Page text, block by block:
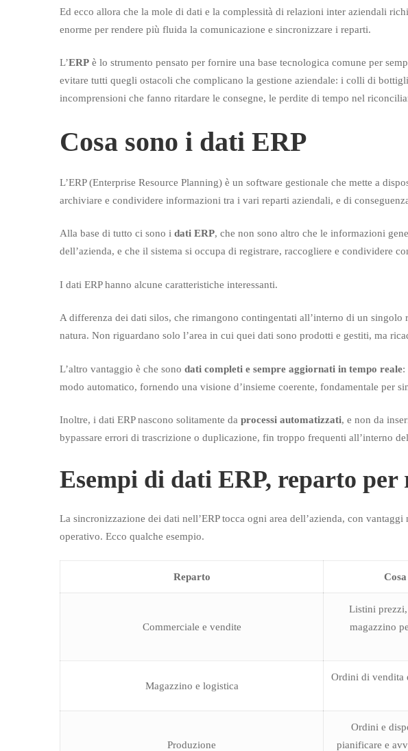
Ed ecco allora che la mole di dati e la complessità di relazioni inter aziendali
enorme per rendere più fluida la comunicazione e sincronizzare i reparti.
L’ERP è lo strumento pensato per fornire una base tecnologica comune per
evitare tutti quegli ostacoli che complicano la gestione aziendale: i colli di
incomprensioni che fanno ritardare le consegne, le perdite di tempo nel
Cosa sono i dati ERP
L’ERP (Enterprise Resource Planning) è un software gestionale che mette a
archiviare e condividere informazioni tra i vari reparti aziendali, e di
Alla base di tutto ci sono i dati ERP, che non sono altro che le informazioni
dell’azienda, e che il sistema si occupa di registrare, raccogliere e condividere
I dati ERP hanno alcune caratteristiche interessanti.
A differenza dei dati silos, che rimangono contingentati all’interno di un singolo
natura. Non riguardano solo l’area in cui quei dati sono prodotti e gestiti, ma
L’altro vantaggio è che sono dati completi e sempre aggiornati in tempo reale:
modo automatico, fornendo una visione d’insieme coerente, fondamentale per
Inoltre, i dati ERP nascono solitamente da processi automatizzati, e non da
bypassare errori di trascrizione o duplicazione, fin troppo frequenti all’interno
Esempi di dati ERP, reparto per
La sincronizzazione dei dati nell’ERP tocca ogni area dell’azienda, con
operativo. Ecco qualche esempio.
Reparto
Commerciale e vendite
Listini
magazzino
Magazzino e logistica
Ordini di vendita
Produzione
Ordini e
pianificare e